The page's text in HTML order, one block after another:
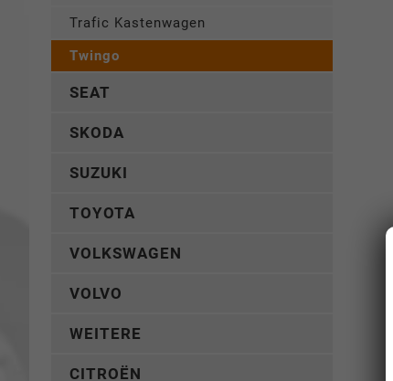
Trafic Kastenwagen
Twingo
SEAT
SKODA
SUZUKI
TOYOTA
VOLKSWAGEN
VOLVO
WEITERE
CITROËN